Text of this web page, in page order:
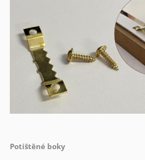
Potištěné boky